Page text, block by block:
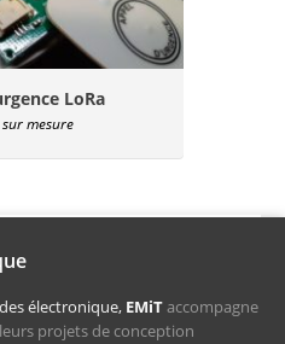
LoRa
mesure
électronique, EMiTaccompagne
projets de conception